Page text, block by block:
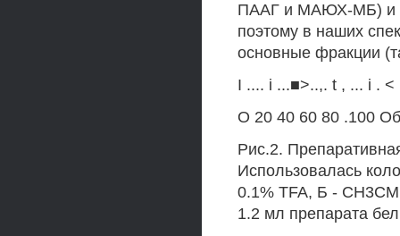
ПААГ и МАЮХ-МБ) и
поэтому в наших
основные фракции
I .... i ...■>..,. t , ... i . <
О 20 40 60 80 .100
Рис.2.
Использовалась
0.1% TFA, Б - СН3СМ
1.2 мл препарата